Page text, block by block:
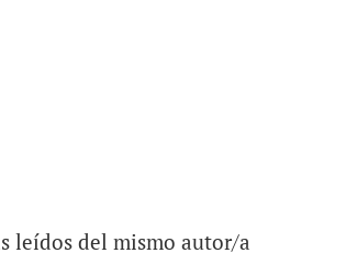
leídos del mismo autor/a